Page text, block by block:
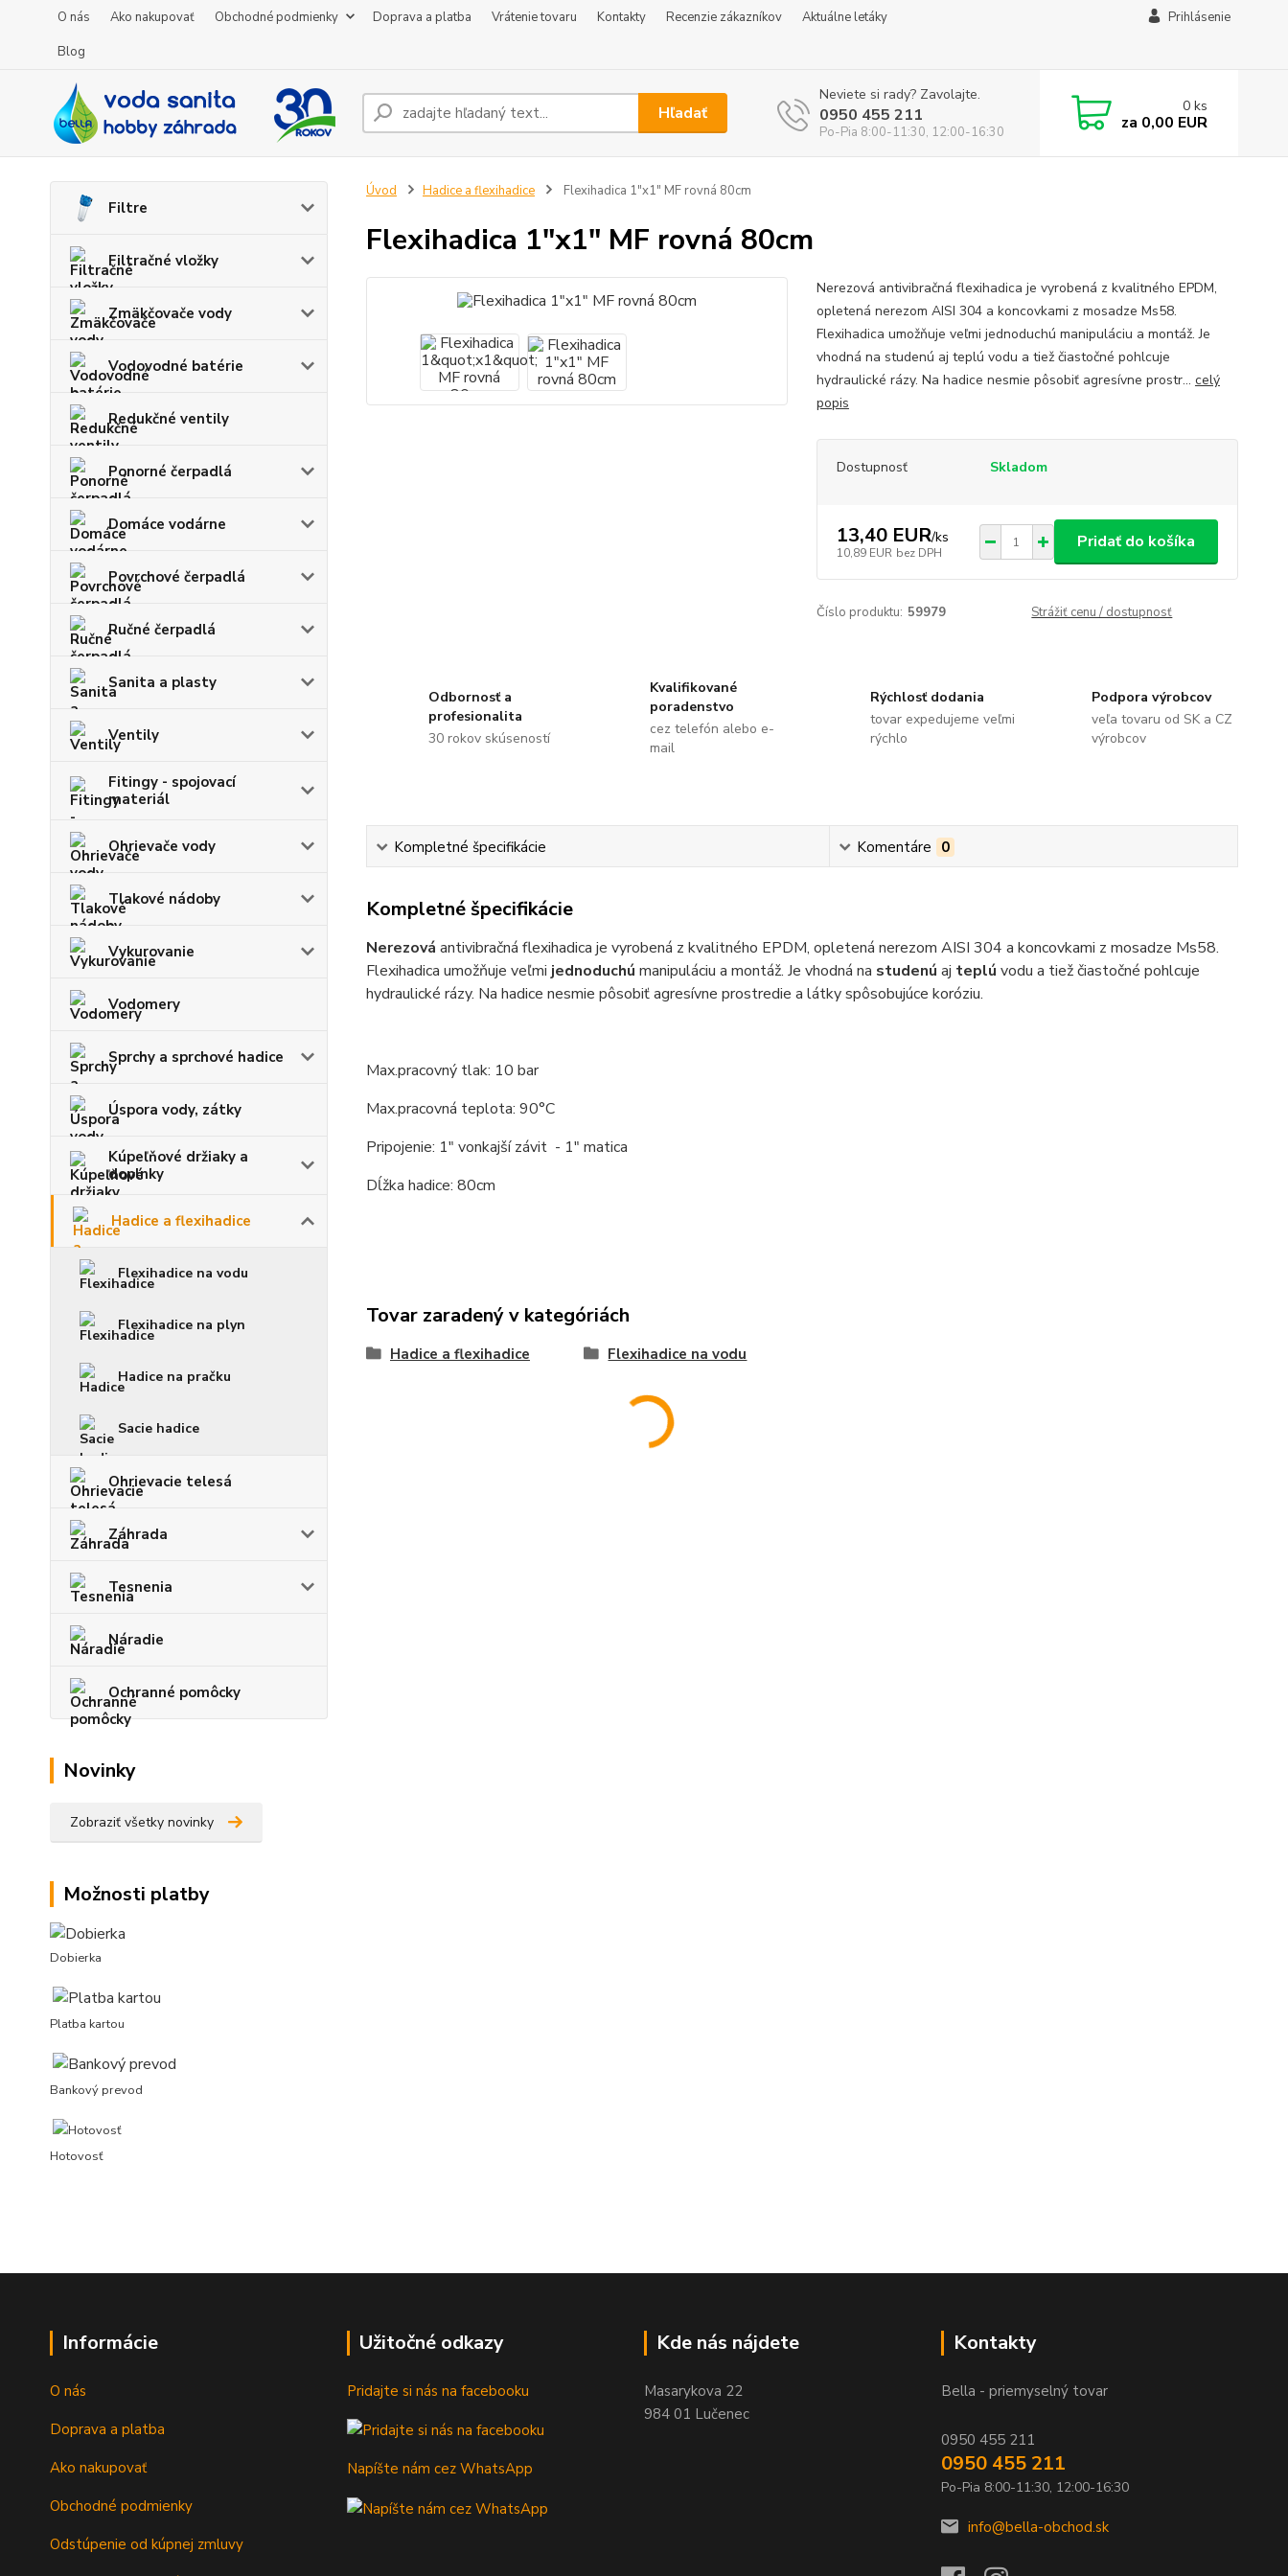
O nás Ako nakupovať Obchodné podmienky Doprava a platba Vrátenie tovaru Kontakty Recenzie zákazníkov
Aktuálne letáky
Blog
Prihlásenie
Hľadať
Neviete si rady? Zavolajte.
0950 455 211
Po-Pia 8:00-11:30, 12:00-16:30
0 ks
za 0,00 EUR
Filtre
Filtračné vložky
Zmäkčovače vody
Vodovodné batérie
Redukčné ventily
Ponorné čerpadlá
Domáce vodárne
Povrchové čerpadlá
Ručné čerpadlá
Sanita a plasty
Ventily
Fitingy - spojovací
materiál
Ohrievače vody
Tlakové nádoby
Vykurovanie
Vodomery
Sprchy a sprchové hadice
Úspora vody, zátky
Kúpeľňové držiaky a
doplnky
Hadice a flexihadice
Flexihadice na vodu
Flexihadice na plyn
Hadice na pračku
Sacie hadice
Ohrievacie telesá
Záhrada
Tesnenia
Náradie
Ochranné pomôcky
Novinky
Zobraziť všetky novinky
Možnosti platby
Dobierka
Platba kartou
Bankový prevod
Hotovosť
Úvod Hadice a flexihadice Flexihadica 1"x1" MF rovná 80cm
Flexihadica 1"x1" MF rovná 80cm
Nerezová antivibračná flexihadica je vyrobená z kvalitného EPDM,
opletená nerezom AISI 304 a koncovkami z mosadze Ms58.
Flexihadica umožňuje veľmi jednoduchú manipuláciu a montáž. Je
vhodná na studenú aj teplú vodu a tiež čiastočné pohlcuje
hydraulické rázy. Na hadice nesmie pôsobiť agresívne prostr... celý
popis
Dostupnosť Skladom
13,40 EUR/ks
10,89 EUR bez DPH
Pridať do košíka
Číslo produktu: 59979 Strážiť cenu / dostupnosť
Odbornosť a
profesionalita
30 rokov skúseností
Kvalifikované
poradenstvo
cez telefón alebo e-
mail
Rýchlosť dodania
tovar expedujeme veľmi
rýchlo
Podpora výrobcov
veľa tovaru od SK a CZ
výrobcov
Kompletné špecifikácie Komentáre 0
Kompletné špecifikácie
Nerezová antivibračná flexihadica je vyrobená z kvalitného EPDM, opletená nerezom AISI 304 a koncovkami z mosadze Ms58.
Flexihadica umožňuje veľmi jednoduchú manipuláciu a montáž. Je vhodná na studenú aj teplú vodu a tiež čiastočné pohlcuje
hydraulické rázy. Na hadice nesmie pôsobiť agresívne prostredie a látky spôsobujúce koróziu.
Max.pracovný tlak: 10 bar
Max.pracovná teplota: 90°C
Pripojenie: 1" vonkajší závit - 1" matica
Dĺžka hadice: 80cm
Tovar zaradený v kategóriách
Hadice a flexihadice Flexihadice na vodu
Informácie
O nás
Doprava a platba
Ako nakupovať
Obchodné podmienky
Odstúpenie od kúpnej zmluvy
Užitočné odkazy
Pridajte si nás na facebooku
Napíšte nám cez WhatsApp
Kde nás nájdete
Masarykova 22
984 01 Lučenec
Kontakty
Bella - priemyselný tovar
0950 455 211
0950 455 211
Po-Pia 8:00-11:30, 12:00-16:30
info@bella-obchod.sk